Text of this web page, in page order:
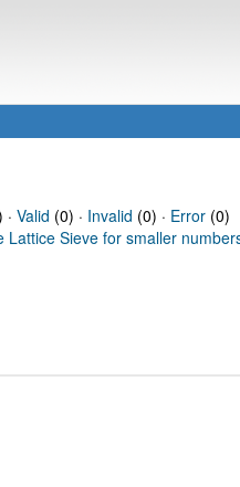
Valid (0) · Invalid (0) · Error(0)
Lattice Sieve for smaller